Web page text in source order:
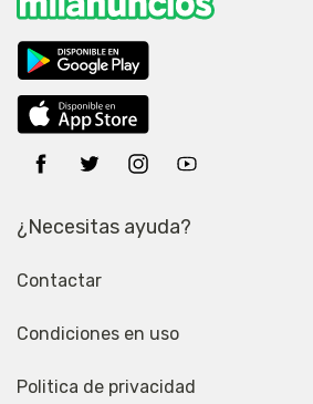
¿Necesitas ayuda?
Contactar
Condiciones en uso
Politica de privacidad